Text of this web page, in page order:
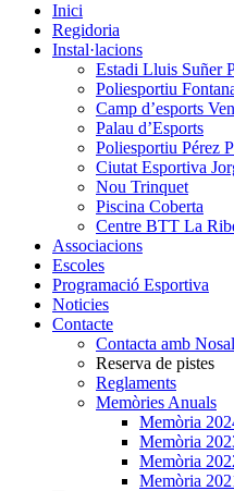
Inici
Regidoria
Instal·lacions
Estadi Lluis Suñer
Poliesportiu
Camp d’esports
Palau d’Esports
Poliesportiu Pérez
Ciutat Esportiva
Nou Trinquet
Piscina Coberta
Centre BTT La
Associacions
Escoles
Programació Esportiva
Noticies
Contacte
Contacta amb
Reserva de pistes
Reglaments
Memòries Anuals
Memòria
Memòria
Memòria
Memòria